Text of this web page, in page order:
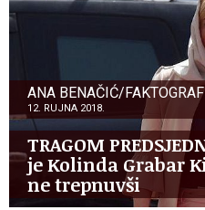
ANA BENAČIĆ/FAKTOGRAF
12. RUJNA 2018.
TRAGOM
je Kolinda Grabar
ne trepnuvši